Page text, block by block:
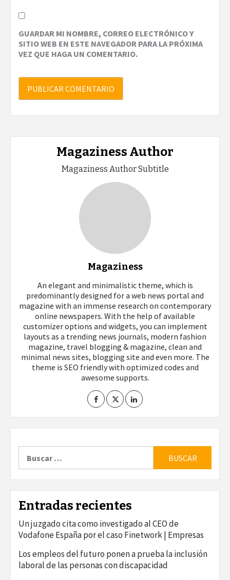
GUARDAR MI NOMBRE, CORREO ELECTRÓNICO Y
SITIO WEB EN ESTE NAVEGADOR PARA LA PRÓXIMA
VEZ QUE HAGA UN COMENTARIO.
Magaziness Author
Magaziness Author Subtitle
Magaziness
An elegant and minimalistic theme, which is
predominantly designed for a web news portal and
magazine with an immense research on contemporary
online newspapers. With the help of available
customizer options and widgets, you can implement
layouts as a trending news journals, modern fashion
magazine, travel blogging & magazine, clean and
minimal news sites, blogging site and even more. The
theme is SEO friendly with optimized codes and
awesome supports.
Entradas recientes
Un juzgado cita como investigado al CEO de
Vodafone España por el caso Finetwork | Empresas
Los empleos del futuro ponen a prueba la inclusión
laboral de las personas con discapacidad